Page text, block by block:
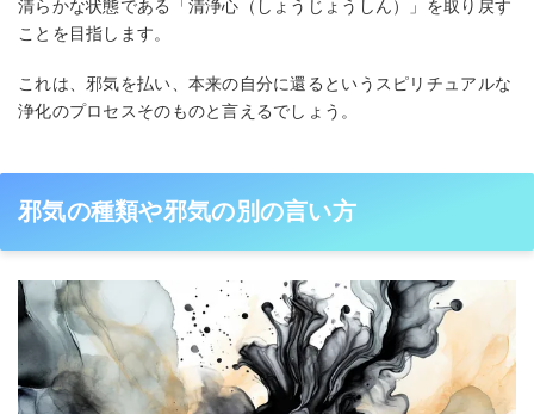
清らかな状態である「清浄心（しょうじょうしん）」を取り戻す
ことを目指します。
これは、邪気を払い、本来の自分に還るというスピリチュアルな
浄化のプロセスそのものと言えるでしょう。
邪気の種類や邪気の別の言い方